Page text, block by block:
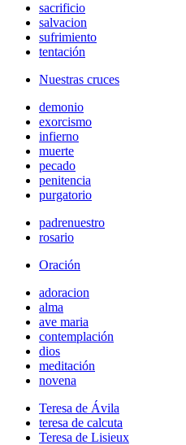
sacrificio
salvacion
sufrimiento
tentación
Nuestras cruces
demonio
exorcismo
infierno
muerte
pecado
penitencia
purgatorio
padrenuestro
rosario
Oración
adoracion
alma
ave maria
contemplación
dios
meditación
novena
Teresa de Ávila
teresa de calcuta
Teresa de Lisieux